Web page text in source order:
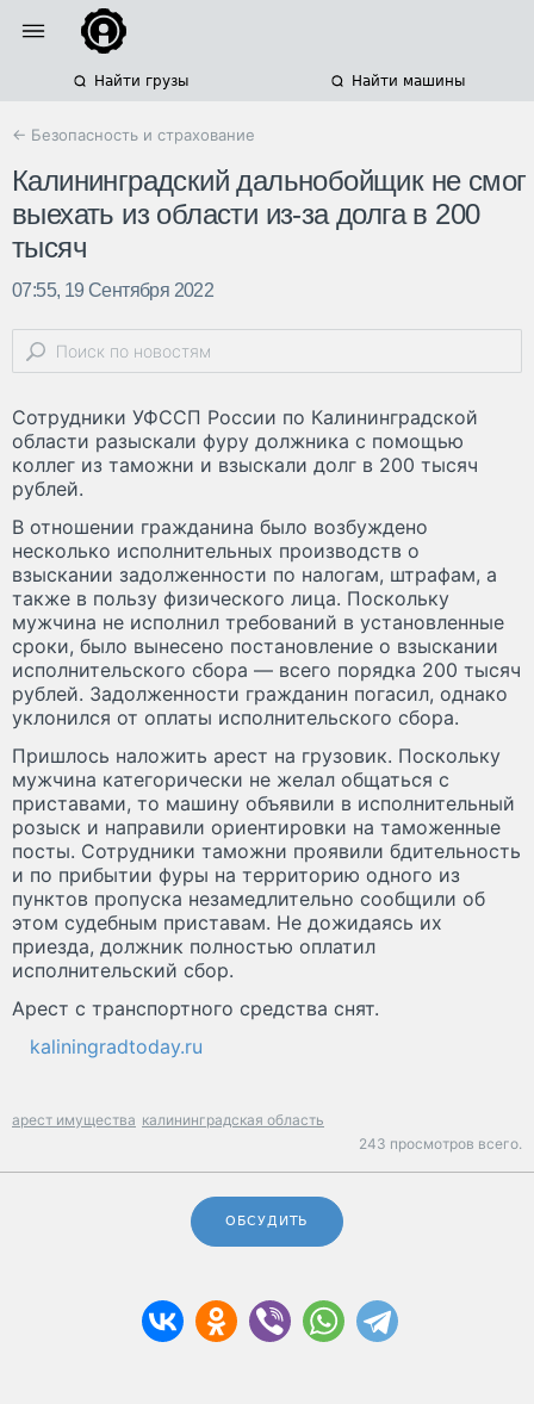
Найти грузы Найти машины
← Безопасность и страхование
Калининградский дальнобойщик не смог
выехать из области из-за долга в 200
тысяч
07:55, 19 Сентября 2022
Сотрудники УФССП России по Калининградской
области разыскали фуру должника с помощью
коллег из таможни и взыскали долг в 200 тысяч
рублей.
В отношении гражданина было возбуждено
несколько исполнительных производств о
взыскании задолженности по налогам, штрафам, а
также в пользу физического лица. Поскольку
мужчина не исполнил требований в установленные
сроки, было вынесено постановление о взыскании
исполнительского сбора — всего порядка 200 тысяч
рублей. Задолженности гражданин погасил, однако
уклонился от оплаты исполнительского сбора.
Пришлось наложить арест на грузовик. Поскольку
мужчина категорически не желал общаться с
приставами, то машину объявили в исполнительный
розыск и направили ориентировки на таможенные
посты. Сотрудники таможни проявили бдительность
и по прибытии фуры на территорию одного из
пунктов пропуска незамедлительно сообщили об
этом судебным приставам. Не дожидаясь их
приезда, должник полностью оплатил
исполнительский сбор.
Арест с транспортного средства снят.
kaliningradtoday.ru
арест имущества калининградская область
243 просмотров всего.
ОБСУДИТЬ